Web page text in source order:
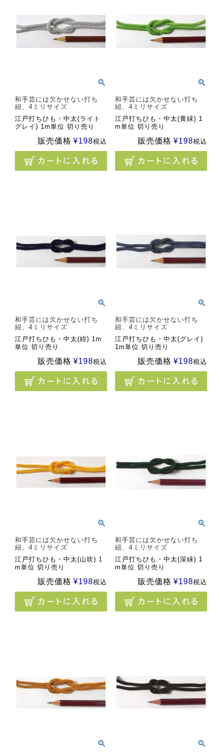
和手芸には欠かせない打ち
紐、4ミリサイズ
江戸打ちひも・中太(ライト
グレイ) 1m単位 切り売り
販売価格 ¥198税込
和手芸には欠かせない打ち
紐、4ミリサイズ
江戸打ちひも・中太(黄緑) 1
m単位 切り売り
販売価格 ¥198税込
和手芸には欠かせない打ち
紐、4ミリサイズ
江戸打ちひも・中太(紺) 1m
単位 切り売り
販売価格 ¥198税込
和手芸には欠かせない打ち
紐、4ミリサイズ
江戸打ちひも・中太(グレイ)
1m単位 切り売り
販売価格 ¥198税込
和手芸には欠かせない打ち
紐、4ミリサイズ
江戸打ちひも・中太(山吹) 1
m単位 切り売り
販売価格 ¥198税込
和手芸には欠かせない打ち
紐、4ミリサイズ
江戸打ちひも・中太(深緑) 1
m単位 切り売り
販売価格 ¥198税込